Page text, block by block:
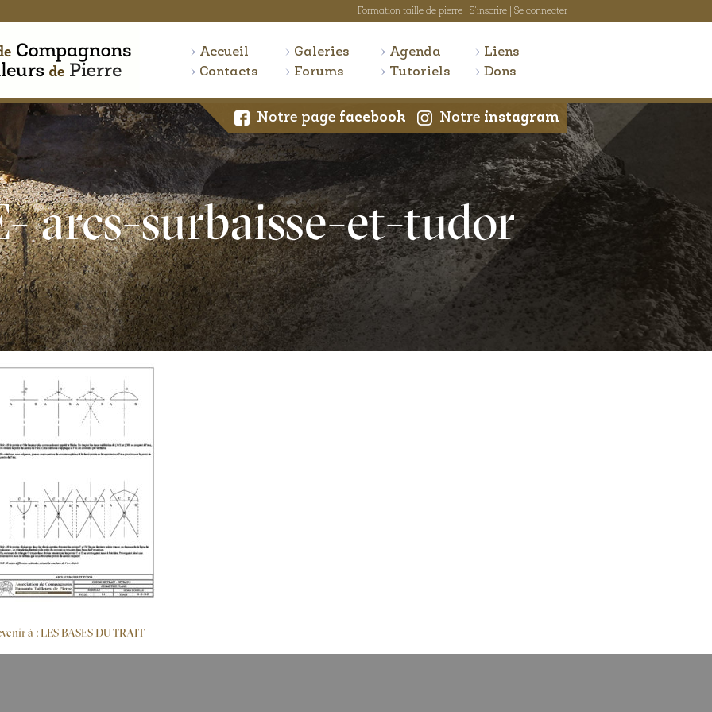
Formation taille de pierre S'inscrire Se connecter
Accueil Galeries Agenda
Liens
Contacts
Forums Tutoriels Dons
Notre page facebook Notre instagram
arcs-surbaisse-et-tudor
à : LES BASES DU TRAIT